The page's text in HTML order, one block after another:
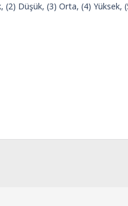
(2) Düşük, (3) Orta, (4) Yüksek,